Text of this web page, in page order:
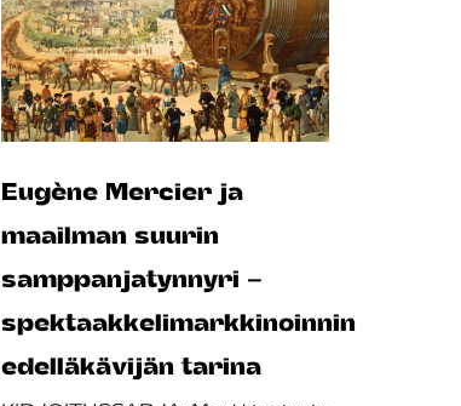
Eugène Mercier ja
maailman suurin
samppanjatynnyri –
spektaakkelimarkkinoinnin
edelläkävijän tarina